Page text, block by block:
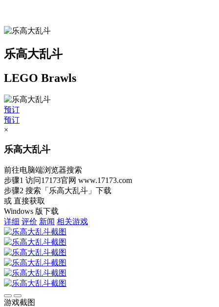
乐高大乱斗
LEGO Brawls
预订
预订
×
乐高大乱斗
前往电脑端浏览器搜索
步骤1 访问17173官网 www.17173.com
步骤2 搜索 「乐高大乱斗」 下载
或 直接获取
Windows 版下载
详细 评价 新闻 相关游戏
游戏截图